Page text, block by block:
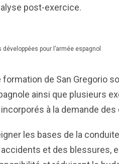
post-exercice.
pour l’armée espagnol
de San Gregorio
ainsi que plusieurs
à la demande des
les bases de la
et des blessures,